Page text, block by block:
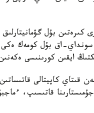
كىرەتىن بۇل
سونداي-اق بۇل كومەك
ايقىن كورىنىسى
قىتاي كاپيتالى
قاتىسىپ،